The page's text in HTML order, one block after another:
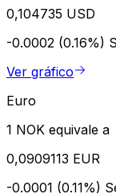
0,104735 USD
-0.0002 (0.16%)
Ver gráfico
Euro
1 NOK equivale a
0,0909113 EUR
-0.0001 (0.11%)